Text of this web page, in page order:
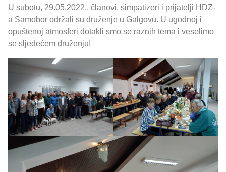
U subotu, 29.05.2022., članovi, simpatizeri i prijatelji HDZ-
a Samobor održali su druženje u Galgovu. U ugodnoj i
opuštenoj atmosferi dotakli smo se raznih tema i veselimo
se sljedećem druženju!